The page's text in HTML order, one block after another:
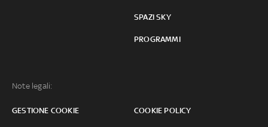
SPAZI SKY
PROGRAMMI
Note legali:
GESTIONE COOKIE COOKIE POLICY